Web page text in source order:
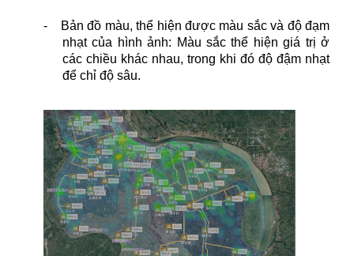
-
Bản đồ màu, thể hiện được màu sắc và độ đạm
nhạt của hình ảnh: Màu sắc thể hiện giá trị ở
các chiều khác nhau, trong khi đó độ đậm nhạt
để chỉ độ sâu.